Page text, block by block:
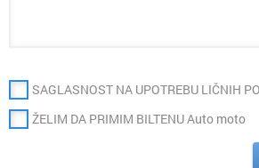
SAGLASNOST NA UPOTREBU LIČNIH
ŽELIM DA PRIMIM BILTENU Auto moto